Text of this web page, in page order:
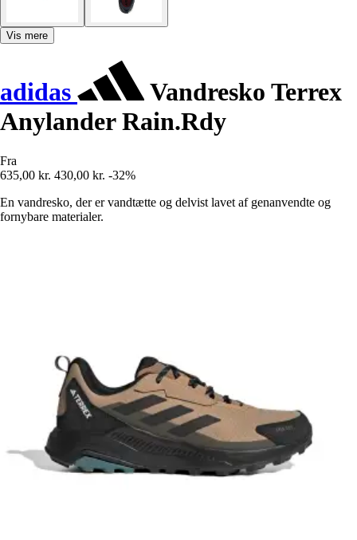
Vis mere
adidas
Vandresko Terrex
Anylander Rain.Rdy
Fra
635,00 kr. 430,00 kr. -32%
En vandresko, der er vandtætte og delvist lavet af genanvendte og
fornybare materialer.